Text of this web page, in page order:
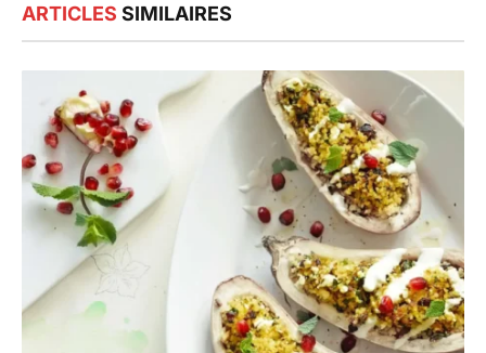
ARTICLES SIMILAIRES